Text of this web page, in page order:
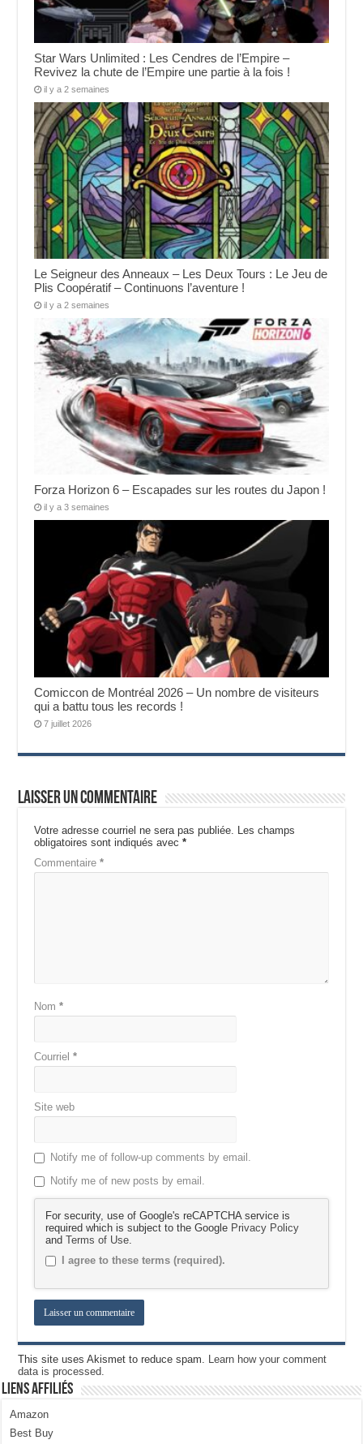
Star Wars Unlimited : Les Cendres de l’Empire –
Revivez la chute de l’Empire une partie à la fois !
il y a 2 semaines
Le Seigneur des Anneaux – Les Deux Tours : Le Jeu de
Plis Coopératif – Continuons l’aventure !
il y a 2 semaines
Forza Horizon 6 – Escapades sur les routes du Japon !
il y a 3 semaines
Comiccon de Montréal 2026 – Un nombre de visiteurs
qui a battu tous les records !
7 juillet 2026
Laisser un commentaire
Votre adresse courriel ne sera pas publiée.
Les champs
obligatoires sont indiqués avec*
Commentaire*
Nom*
Courriel*
Site web
Notify me of follow-up comments by email.
Notify me of new posts by email.
For security, use of Google's reCAPTCHA service is
required which is subject to the Google Privacy Policy
andTerms of Use
I agree to these terms (required).
This site uses Akismet to reduce spam.
Learn how your comment
data is processed.
Liens Affiliés
Amazon
Best Buy